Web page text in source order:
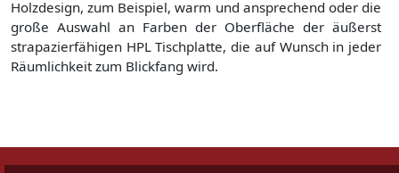
Holzdesign, zum Beispiel, warm und ansprechend oder die
große Auswahl an Farben der Oberfläche der äußerst
strapazierfähigen HPL Tischplatte, die auf Wunsch in jeder
Räumlichkeit zum Blickfang wird.